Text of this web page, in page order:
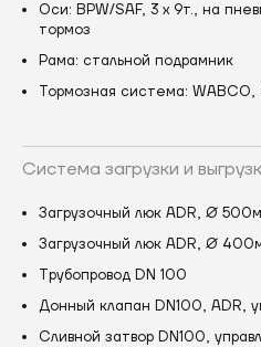
Оси: BPW/SAF, 3 x 9т., на
тормоз
Рама: стальной подрамник
Тормозная система: WABCO,
Система загрузки и
Загрузочный люк ADR, Ø
Загрузочный люк ADR, Ø
Трубопровод DN 100
Донный клапан DN100, ADR,
Сливной затвор DN100,